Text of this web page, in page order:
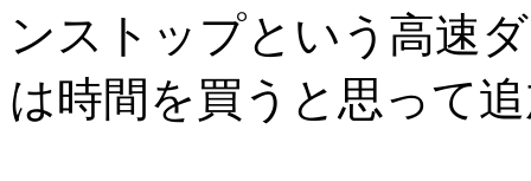
ンストップという高速
は時間を買うと思って